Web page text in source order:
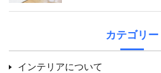
カテゴリー
インテリアについて